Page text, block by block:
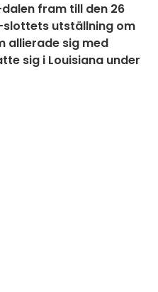
fram till den 26
slottets utställning om
allierade sig med
sig i Louisiana under